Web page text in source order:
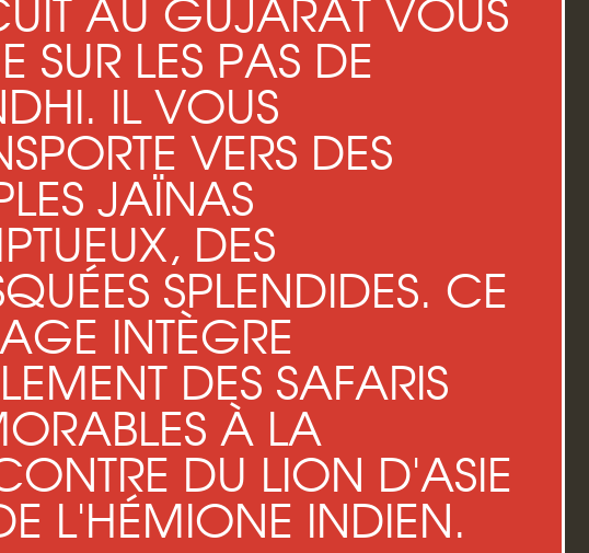
SUR LES PAS DE
IL VOUS
VERS DES
JAÏNAS
DES
SPLENDIDES. CE
INTÈGRE
DES SAFARIS
À LA
DU LION D'ASIE
L'HÉMIONE INDIEN.